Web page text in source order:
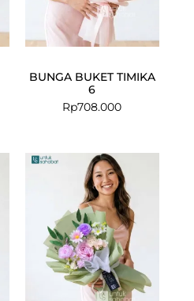
BUNGA BUKET TIMIKA
6
Rp708.000